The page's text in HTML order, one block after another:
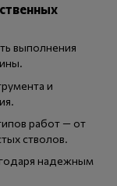
выполнения
и
работ — от
стволов.
надежным